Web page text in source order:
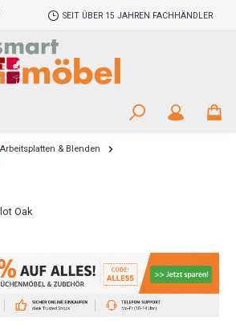
SEIT ÜBER 15 JAHREN FACHHÄNDLER
Arbeitsplatten & Blenden
Oak